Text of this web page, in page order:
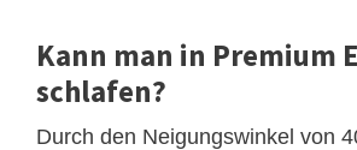
Kann man in Premium
schlafen?
Durch den Neigungswinkel von